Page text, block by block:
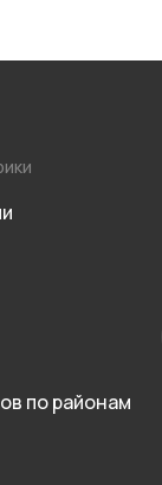
по районам